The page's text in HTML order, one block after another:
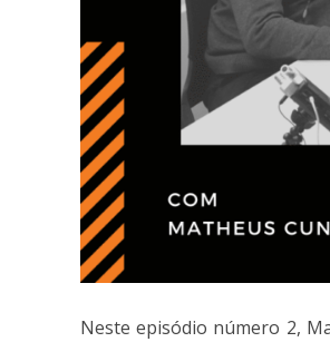
Neste episódio número 2,